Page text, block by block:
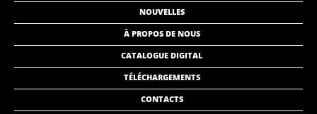
NOUVELLES
À PROPOS DE NOUS
CATALOGUE DIGITAL
TÉLÉCHARGEMENTS
CONTACTS